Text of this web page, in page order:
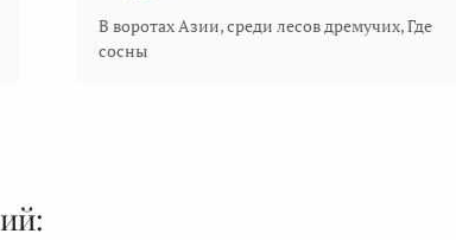
В воротах Азии, среди лесов дремучих, Где
сосны